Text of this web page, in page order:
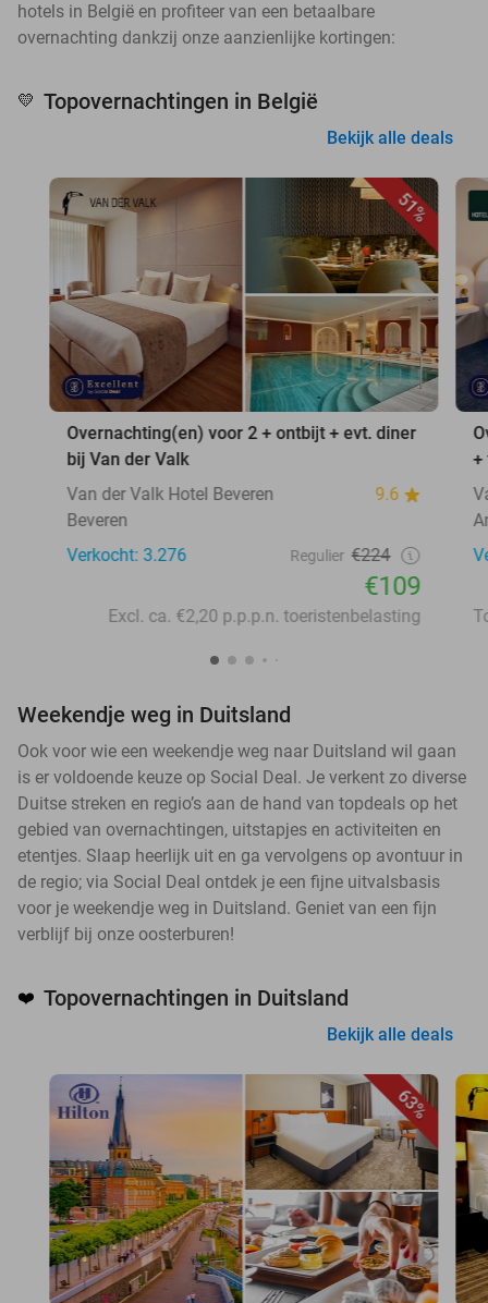
hotels in België en profiteer van een betaalbare
overnachting dankzij onze aanzienlijke kortingen:
💛 Topovernachtingen in België
Bekijk alle deals
51%
Overnachting(en) voor 2 + ontbijt + evt. diner
bij Van der Valk
Van der Valk Hotel Beveren
9.6
Beveren
Verkocht: 3.276
Regulier €224
€109
Excl. ca. €2,20 p.p.p.n. toeristenbelasting
+
Weekendje weg in Duitsland
Ook voor wie een weekendje weg naar Duitsland wil gaan
is er voldoende keuze op Social Deal. Je verkent zo diverse
Duitse streken en regio’s aan de hand van topdeals op het
gebied van overnachtingen, uitstapjes en activiteiten en
etentjes. Slaap heerlijk uit en ga vervolgens op avontuur in
de regio; via Social Deal ontdek je een fijne uitvalsbasis
voor je weekendje weg in Duitsland. Geniet van een fijn
verblijf bij onze oosterburen!
❤️ Topovernachtingen in Duitsland
Bekijk alle deals
63%